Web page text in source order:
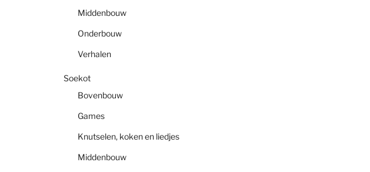
Middenbouw
Onderbouw
Verhalen
Soekot
Bovenbouw
Games
Knutselen, koken en liedjes
Middenbouw